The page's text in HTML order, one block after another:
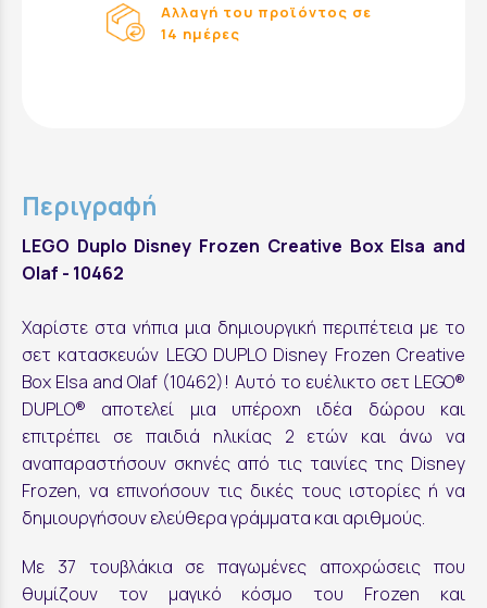
Αλλαγή του προϊόντος σε
14 ημέρες
Περιγραφή
LEGO Duplo Disney Frozen Creative Box Elsa and
Olaf - 10462
Χαρίστε στα νήπια μια δημιουργική περιπέτεια με το
σετ κατασκευών LEGO DUPLO Disney Frozen Creative
Box Elsa and Olaf (10462)! Αυτό το ευέλικτο σετ LEGO®
DUPLO® αποτελεί μια υπέροχη ιδέα δώρου και
επιτρέπει σε παιδιά ηλικίας 2 ετών και άνω να
αναπαραστήσουν σκηνές από τις ταινίες της Disney
Frozen, να επινοήσουν τις δικές τους ιστορίες ή να
δημιουργήσουν ελεύθερα γράμματα και αριθμούς.
Με 37 τουβλάκια σε παγωμένες αποχρώσεις που
θυμίζουν τον μαγικό κόσμο του Frozen και